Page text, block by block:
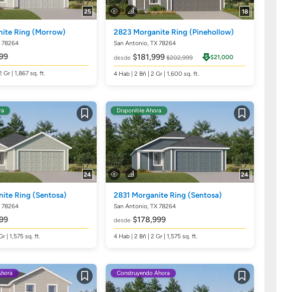
25
Ring (Morrow)
78264
Gr | 1,867 sq. ft.
18
2823 Morganite Ring (Pinehollow)
San Antonio, TX 78264
desde $181,999 $202,999 $21,000
4 Hab| 2 Bñ | 2 Gr | 1,600 sq. ft.
Guardar
24
Ring (Sentosa)
78264
| 1,575 sq. ft.
Guardar
24
Disponible Ahora
2831 Morganite Ring (Sentosa)
San Antonio, TX 78264
desde $178,999
4 Hab| 2 Bñ | 2 Gr | 1,575 sq. ft.
Guardar Guardar
Construyendo Ahora